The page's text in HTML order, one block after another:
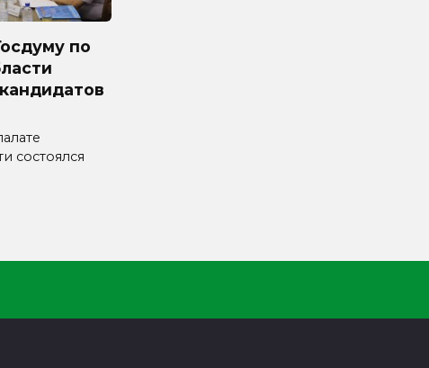
по
состоялся